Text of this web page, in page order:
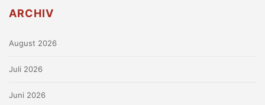
ARCHIV
August 2026
Juli 2026
Juni 2026